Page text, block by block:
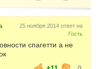
25 ноября 2014 ответ на
Гость
спагетти а не